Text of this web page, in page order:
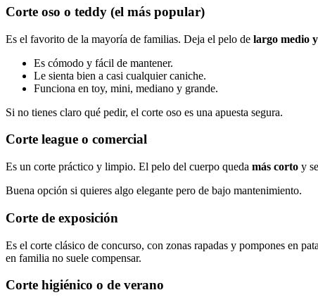
Corte oso o teddy (el más popular)
Es el favorito de la mayoría de familias. Deja el pelo de largo medio
Es cómodo y fácil de mantener.
Le sienta bien a casi cualquier caniche.
Funciona en toy, mini, mediano y grande.
Si no tienes claro qué pedir, el corte oso es una apuesta segura.
Corte league o comercial
Es un corte práctico y limpio. El pelo del cuerpo queda más corto y
Buena opción si quieres algo elegante pero de bajo mantenimiento.
Corte de exposición
Es el corte clásico de concurso, con zonas rapadas y pompones en
en familia no suele compensar.
Corte higiénico o de verano